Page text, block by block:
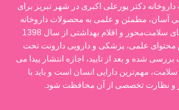
داروخانه دکتر پورعلی اکبری در شهر تبریز برای
آسان، مطمئن و علمی به محصولات داروخانه
ای، مکمل‌های تغذیه‌ای، فرآورده‌های سلامت‌محور و اقلام بهداشتی از سال 1398
علمی، پزشکی و دارویی دارونت تحت
بررسی شده و بعد از تایید، اجازه انتشار پیدا می
سلامت، مهم‌ترین دارایی انسان است و باید با
و نظارت تخصصی از آن محافظت شود.